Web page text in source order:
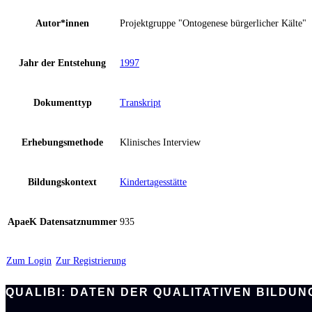
Autor*innen Projektgruppe "Ontogenese bürgerlicher Kälte"
Jahr der Entstehung 1997
Dokumenttyp Transkript
Erhebungsmethode Klinisches Interview
Bildungskontext Kindertagesstätte
ApaeK Datensatznummer 935
Zum Login Zur Registrierung
QUALIBI: DATEN DER QUALITATIVEN